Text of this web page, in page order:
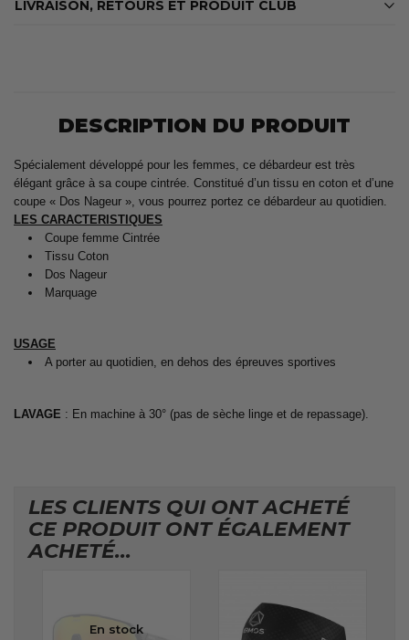
LIVRAISON, RETOURS ET PRODUIT CLUB
DESCRIPTION DU PRODUIT
Spécialement développé pour les femmes, ce débardeur est très
élégant grâce à sa coupe cintrée. Constitué d’un tissu en coton et d’une
coupe « Dos Nageur », vous pourrez portez ce débardeur au quotidien.
LES CARACTERISTIQUES
Coupe femme Cintrée
Tissu Coton
Dos Nageur
Marquage
USAGE
A porter au quotidien, en dehos des épreuves sportives
LAVAGE : En machine à 30° (pas de sèche linge et de repassage).
LES CLIENTS QUI ONT ACHETÉ
CE PRODUIT ONT ÉGALEMENT
ACHETÉ...
En stock